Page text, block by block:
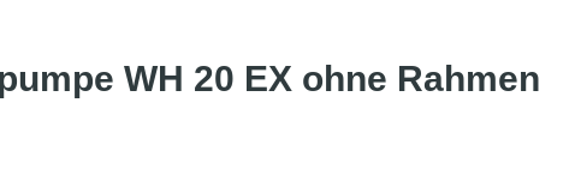
WH 20 EX ohne Rahmen